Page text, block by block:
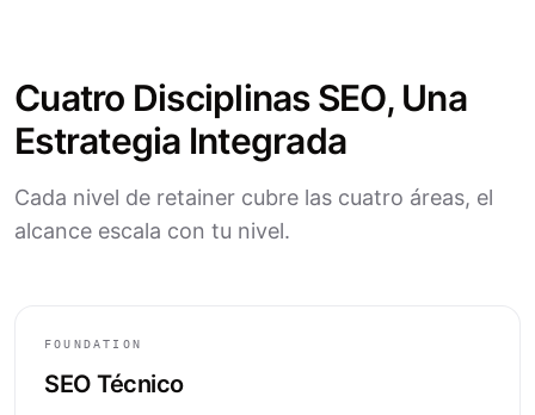
Cuatro Disciplinas SEO, Una
Estrategia Integrada
Cada nivel de retainer cubre las cuatro áreas, el
alcance escala con tu nivel.
FOUNDATION
SEO Técnico